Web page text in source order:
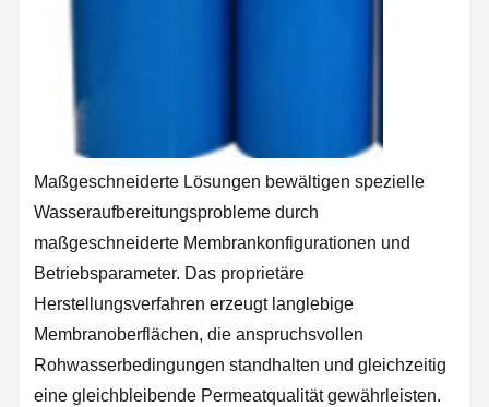
Rechtssache Bitte Um Ein
Angebot
Labor-Ultrareinwassersystem
Reinstwasser-Maschine
Ultrareinwasserreinigungssystem
Maßgeschneiderte Lösungen bewältigen spezielle
Wasseraufbereitungsprobleme durch
maßgeschneiderte Membrankonfigurationen und
Betriebsparameter. Das proprietäre
Herstellungsverfahren erzeugt langlebige
Membranoberflächen, die anspruchsvollen
Rohwasserbedingungen standhalten und gleichzeitig
eine gleichbleibende Permeatqualität gewährleisten.